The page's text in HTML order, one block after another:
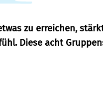
zu erreichen,
Diese acht